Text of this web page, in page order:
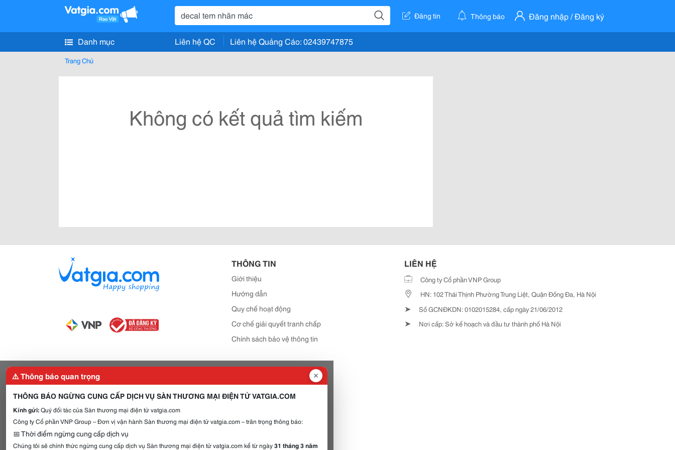
Đăng tin Thông báo Đăng nhập / Đăng ký
Danh mục Liên hệ QC Liên hệ Quảng Cáo: 02439747875
Trang Chủ
Không có kết quả tìm kiếm
THÔNG TIN
Giới thiệu
Hướng dẫn
Quy chế hoạt động
Cơ chế giải quyết tranh chấp
Chính sách bảo vệ thông tin
LIÊN HỆ
Công ty Cổ phần VNP Group
HN: 102 Thái Thịnh Phường Trung Liệt, Quận Đống Đa, Hà Nội
➤ Số GCNĐKDN: 0102015284, cấp ngày 21/06/2012
➤ Nơi cấp: Sở kế hoạch và đầu tư thành phố Hà Nội
⚠️ Thông báo quan trọng
THÔNG BÁO NGỪNG CUNG CẤP DỊCH VỤ SÀN THƯƠNG MẠI ĐIỆN TỬ VATGIA.COM
Kính gửi:Quý đối tác của Sàn thương mại điện tử vatgia.com
Công ty Cổ phần VNP Group – Đơn vị vận hành Sàn thương mại điện tử vatgia.com – trân trọng thông báo:
📅 Thời điểm ngừng cung cấp dịch vụ
Chúng tôi sẽ chính thức ngừng cung cấp dịch vụ Sàn thương mại điện tử vatgia.com kể từ ngày31 tháng 3 năm